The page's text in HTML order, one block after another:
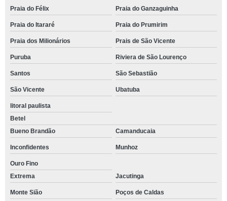
Praia do Félix Praia do Ganzaguinha
Praia do Itararé Praia do Prumirim
Praia dos Milionários Prais de São Vicente
Puruba Riviera de São Lourenço
Santos São Sebastião
São Vicente Ubatuba
litoral paulista
Betel
Bueno Brandão
Camanducaia
Inconfidentes Munhoz
Ouro Fino
Extrema
Jacutinga
Monte Sião
Poços de Caldas